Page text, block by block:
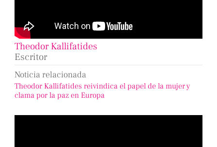
Theodor Kallifatides
Escritor
Noticia relacionada
Theodor Kallifatides reivindica el papel de la mujer y
clama por la paz en Europa